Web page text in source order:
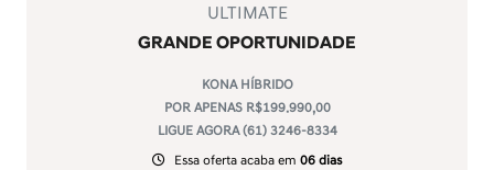
ULTIMATE
GRANDE OPORTUNIDADE
KONA HÍBRIDO
POR APENAS R$199.990,00
LIGUE AGORA (61) 3246-8334
Essa oferta acaba em 06 dias